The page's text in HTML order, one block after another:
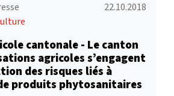
22.10.2018
cantonale - Le canton
agricoles s’engagent
des risques liés à
produits phytosanitaires